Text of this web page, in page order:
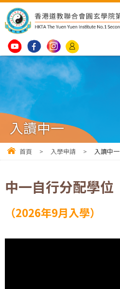
入讀中一
首頁 > 入學申請 > 入讀中一
中一自行分配學位
（2026年9月入學）